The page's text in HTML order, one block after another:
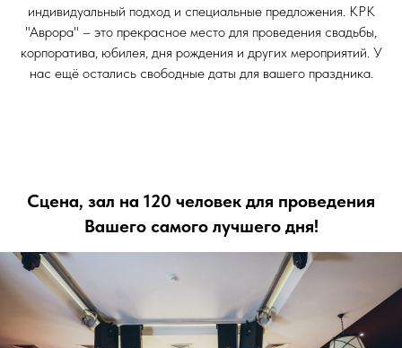
индивидуальный подход и специальные предложения. КРК
"Аврора" – это прекрасное место для проведения свадьбы,
корпоратива, юбилея, дня рождения и других мероприятий. У
нас ещё остались свободные даты для вашего праздника.
Сцена, зал на 120 человек для проведения
Вашего самого лучшего дня!